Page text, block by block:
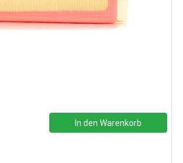
In den Warenkorb